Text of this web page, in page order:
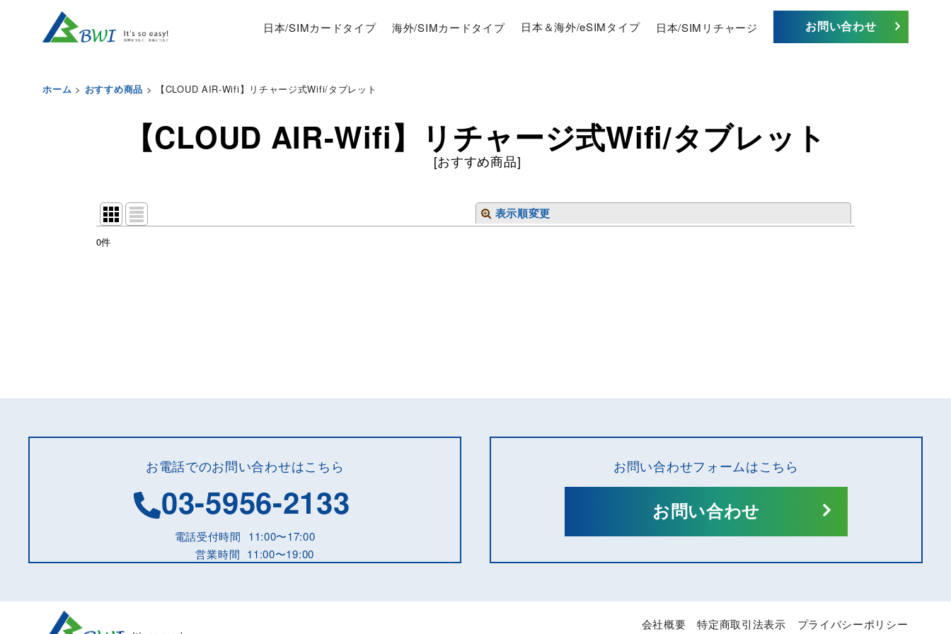
日本/SIMカードタイプ 海外/SIMカードタイプ 日本＆海外/eSIMタイプ 日本/SIMリチャージ お問い合わせ
ホーム > おすすめ商品 > 【CLOUD AIR-Wifi】リチャージ式Wifi/タブレット
【CLOUD AIR-Wifi】リチャージ式Wifi/タブレット
[おすすめ商品]
表示順変更
0件
お電話でのお問い合わせはこちら
03-5956-2133
電話受付時間
11:00〜17:00
営業時間 11:00〜19:00
お問い合わせフォームはこちら
お問い合わせ
会社概要 特定商取引法表示 プライバシーポリシー